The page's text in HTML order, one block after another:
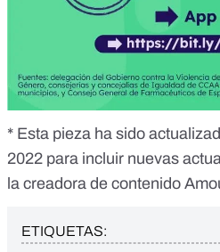
* Esta pieza ha sido
2022 para incluir nuevas
la creadora de contenido
ETIQUETAS: